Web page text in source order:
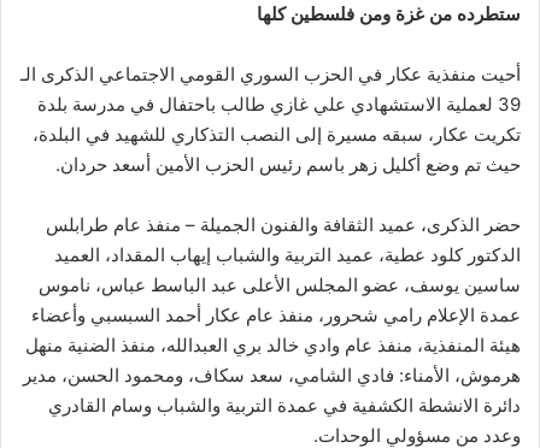
ستطرده من غزة ومن فلسطين كلها
أحيت منفذية عكار في الحزب السوري القومي الاجتماعي الذكرى الـ
39 لعملية الاستشهادي علي غازي طالب باحتفال في مدرسة بلدة
تكريت عكار، سبقه مسيرة إلى النصب التذكاري للشهيد في البلدة،
حيث تم وضع أكليل زهر باسم رئيس الحزب الأمين أسعد حردان.
حضر الذكرى، عميد الثقافة والفنون الجميلة – منفذ عام طرابلس
الدكتور كلود عطية، عميد التربية والشباب إيهاب المقداد، العميد
ساسين يوسف، عضو المجلس الأعلى عبد الباسط عباس، ناموس
عمدة الإعلام رامي شحرور، منفذ عام عكار أحمد السبسبي وأعضاء
هيئة المنفذية، منفذ عام وادي خالد بري العبدالله، منفذ الضنية منهل
هرموش، الأمناء: فادي الشامي، سعد سكاف، ومحمود الحسن، مدير
دائرة الانشطة الكشفية في عمدة التربية والشباب وسام القادري
وعدد من مسؤولي الوحدات.